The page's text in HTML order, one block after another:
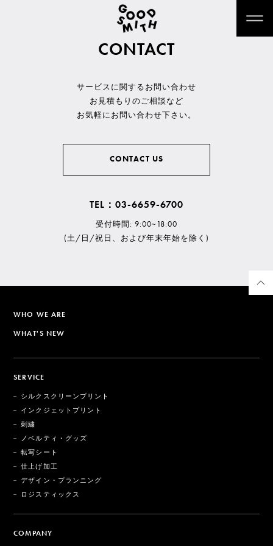
CONTACT
サービスに関するお問い合わせ
お見積もりのご相談など
お気軽にお問い合わせ下さい。
CONTACT US
TEL：03-6659-6700
受付時間: 9:00~18:00
(土/日/祝日、および年末年始を除く)
WHO WE ARE
WHAT'S NEW
SERVICE
シルクスクリーンプリント
インクジェットプリント
刺繍
ノベルティ・グッズ
転写シート
仕上げ加工
デザイン・プランニング
ロジスティックス
COMPANY